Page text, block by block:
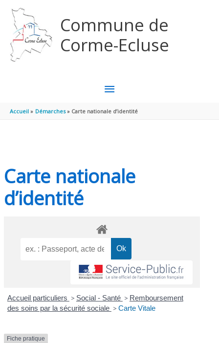
Commune de
Corme-Ecluse
MENU
PRINCIPAL
Accueil Démarches Carte nationale d’identité
Carte nationale
d’identité
Accueil particuliers > Social - Santé > Remboursement
des soins par la sécurité sociale > Carte Vitale
Fiche pratique